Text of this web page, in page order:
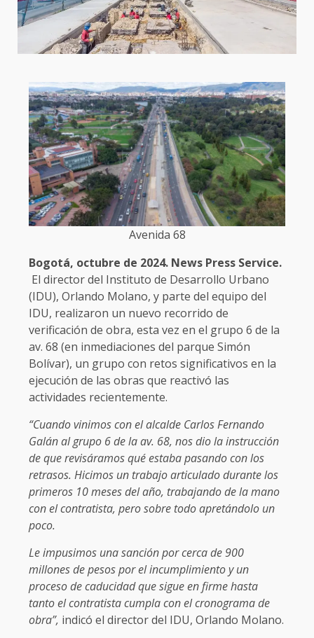
Avenida 68
Bogotá, octubre de 2024. News Press Service.
El director del Instituto de Desarrollo Urbano
(IDU), Orlando Molano, y parte del equipo del
IDU, realizaron un nuevo recorrido de
verificación de obra, esta vez en el grupo 6 de la
av. 68 (en inmediaciones del parque Simón
Bolívar), un grupo con retos significativos en la
ejecución de las obras que reactivó las
actividades recientemente.
“Cuando vinimos con el alcalde Carlos Fernando
Galán al grupo 6 de la av. 68, nos dio la instrucción
de que revisáramos qué estaba pasando con los
retrasos. Hicimos un trabajo articulado durante los
primeros 10 meses del año, trabajando de la mano
con el contratista, pero sobre todo apretándolo un
poco.
Le impusimos una sanción por cerca de 900
millones de pesos por el incumplimiento y un
proceso de caducidad que sigue en firme hasta
tanto el contratista cumpla con el cronograma de
obra”, indicó el director del IDU, Orlando Molano.